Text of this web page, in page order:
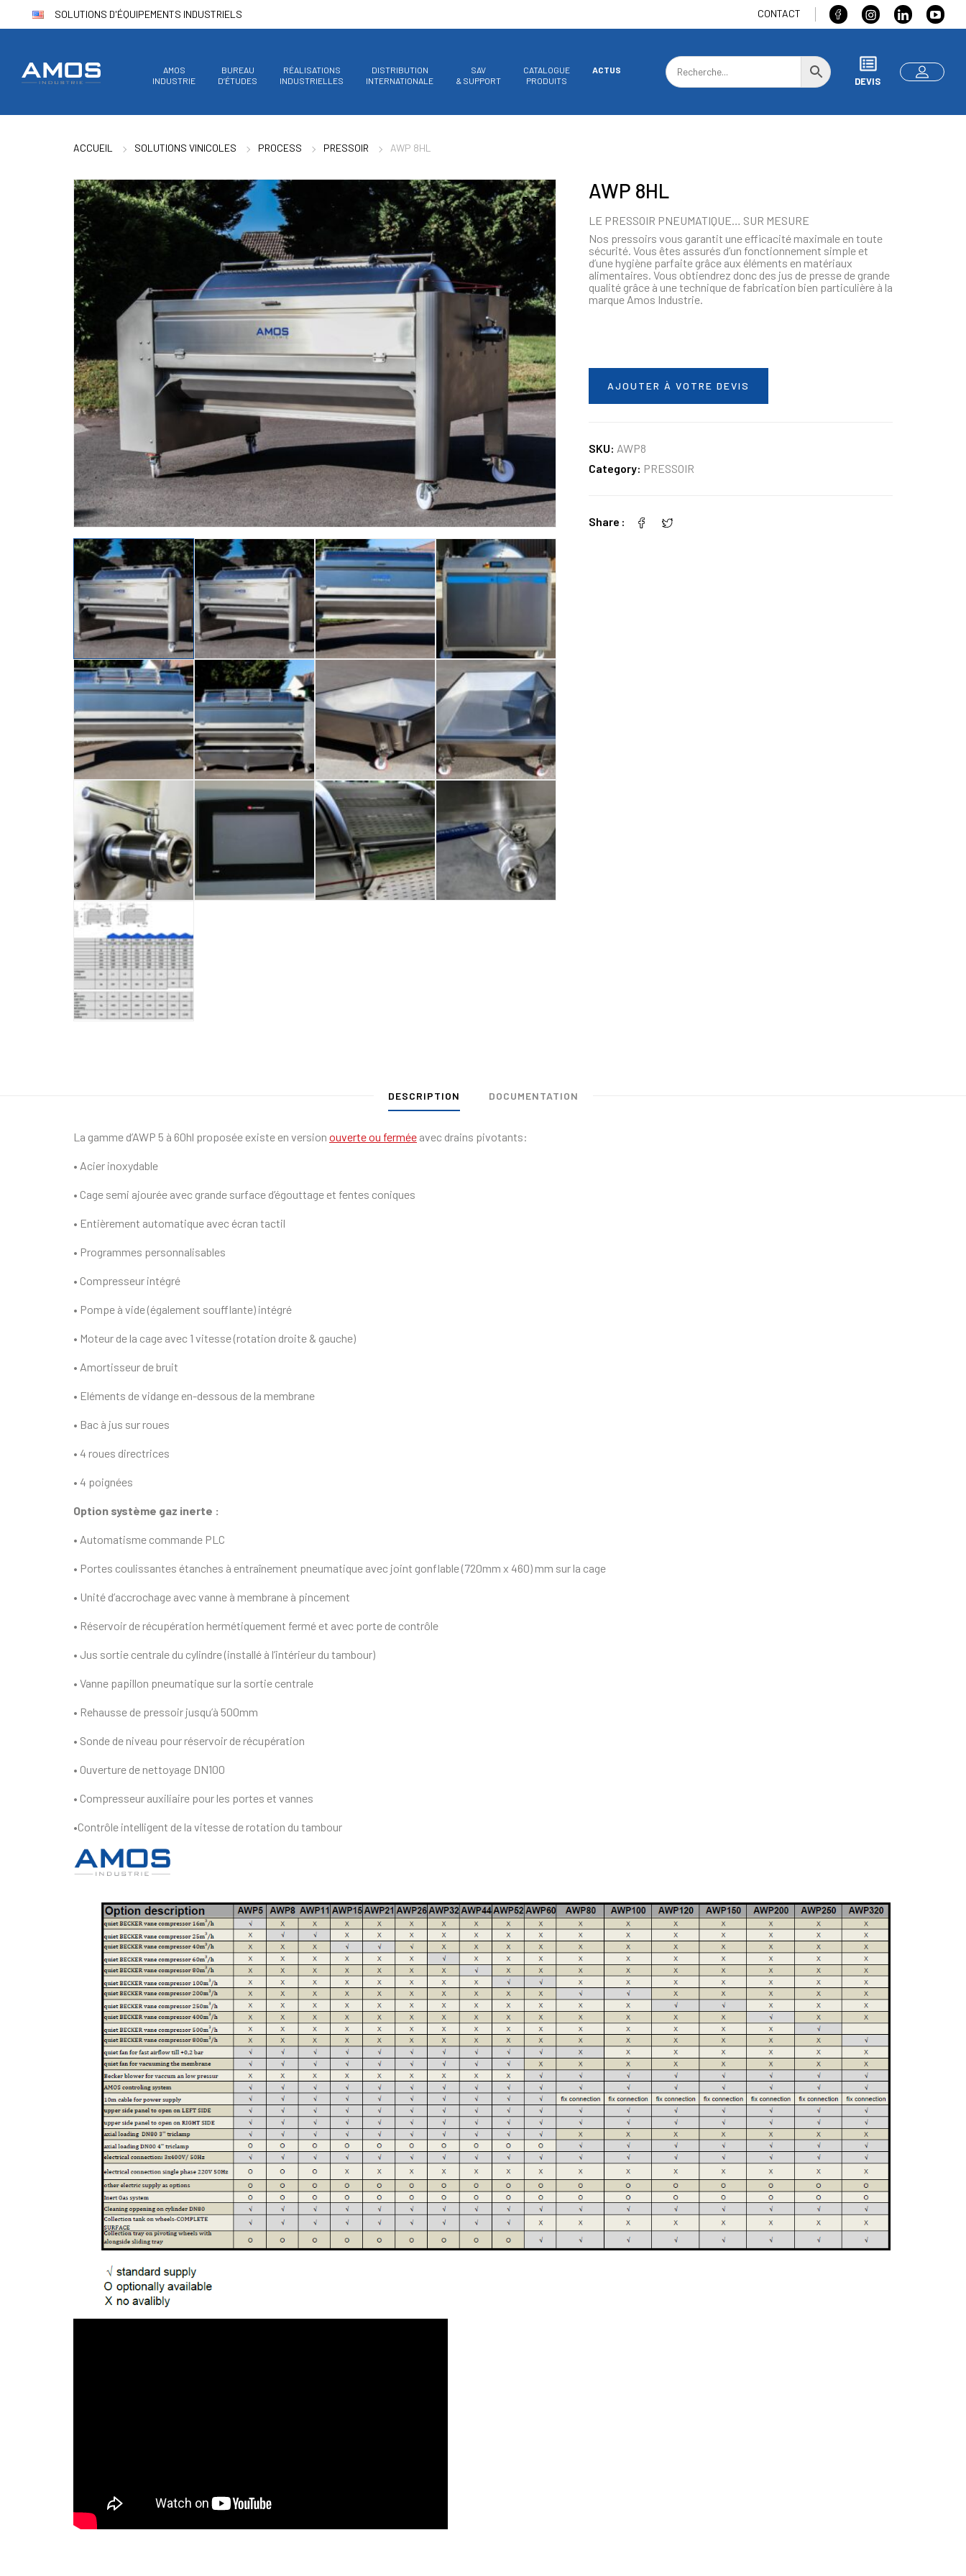
SOLUTIONS D'ÉQUIPEMENTS INDUSTRIELS CONTACT
AMOS
INDUSTRIE
BUREAU
D’ÉTUDES
RÉALISATIONS
INDUSTRIELLES
DISTRIBUTION
INTERNATIONALE
SAV
& SUPPORT
CATALOGUE
PRODUITS
ACTUS
DEVIS
ACCUEIL SOLUTIONS VINICOLES PROCESS PRESSOIR AWP 8HL
AWP 8HL
LE PRESSOIR PNEUMATIQUE… SUR MESURE
Nos pressoirs vous garantit une efficacité maximale en toute
sécurité. Vous êtes assurés d’un fonctionnement simple et
d’une hygiène parfaite grâce aux éléments en matériaux
alimentaires. Vous obtiendrez donc des jus de presse de grande
qualité grâce à une technique de fabrication bien particulière à la
marque Amos Industrie.
AJOUTER À VOTRE DEVIS
SKU: AWP8
Category: PRESSOIR
Share
DESCRIPTION DOCUMENTATION
La gamme d’AWP 5 à 60hl proposée existe en version ouverte ou fermée avec drains pivotants:
• Acier inoxydable
• Cage semi ajourée avec grande surface d’égouttage et fentes coniques
• Entièrement automatique avec écran tactil
• Programmes personnalisables
• Compresseur intégré
• Pompe à vide (également soufflante) intégré
• Moteur de la cage avec 1 vitesse (rotation droite & gauche)
• Amortisseur de bruit
• Eléments de vidange en-dessous de la membrane
• Bac à jus sur roues
• 4 roues directrices
• 4 poignées
Option système gaz inerte :
• Automatisme commande PLC
• Portes coulissantes étanches à entraînement pneumatique avec joint gonflable (720mm x 460) mm sur la cage
• Unité d’accrochage avec vanne à membrane à pincement
• Réservoir de récupération hermétiquement fermé et avec porte de contrôle
• Jus sortie centrale du cylindre (installé à l’intérieur du tambour)
• Vanne papillon pneumatique sur la sortie centrale
• Rehausse de pressoir jusqu’à 500mm
• Sonde de niveau pour réservoir de récupération
• Ouverture de nettoyage DN100
• Compresseur auxiliaire pour les portes et vannes
•Contrôle intelligent de la vitesse de rotation du tambour